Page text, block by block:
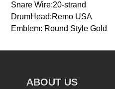
Snare Wire:20-strand
DrumHead:Remo USA
Emblem: Round Style Gold
ABOUT US